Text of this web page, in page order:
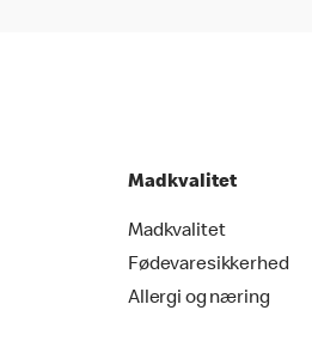
Madkvalitet
Madkvalitet
Fødevaresikkerhed
Allergi og næring